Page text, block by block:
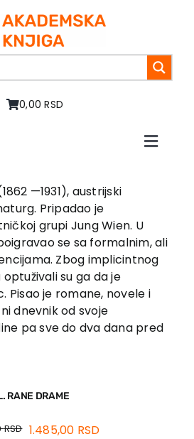
0,00 RSD
Toggle
—1931), austrijski
Pripadao je
grupi Jung Wien. U
se sa formalnim, ali
Zbog implicintnog
su ga da je
Pisao je romane, novele i
dnevnik od svoje
pa sve do dva dana pred
RANE DRAME
RSD 1.485,00 RSD